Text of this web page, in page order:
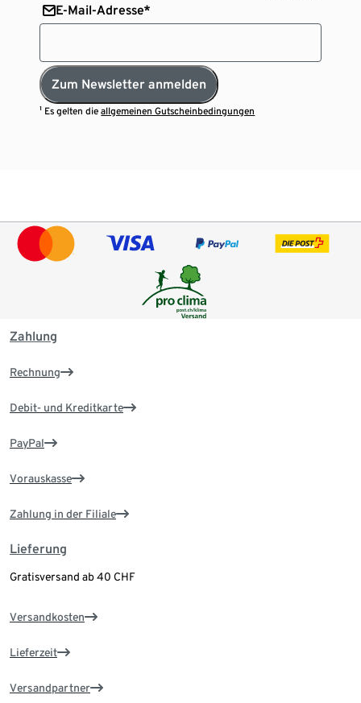
E-Mail-Adresse*
Zum Newsletter anmelden
¹ Es gelten dieallgemeinen Gutscheinbedingungen
Zahlung
Rechnung
Debit- und Kreditkarte
PayPal
Vorauskasse
Zahlung in der Filiale
Lieferung
Gratisversand ab 40 CHF
Versandkosten
Lieferzeit
Versandpartner